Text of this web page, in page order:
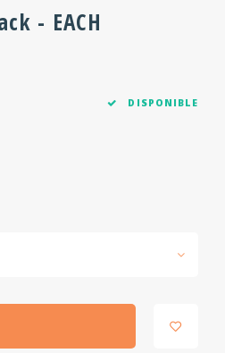
- EACH
DISPONIBLE